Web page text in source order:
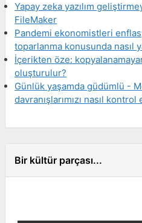
Yapay zeka yazılım
FileMaker
Pandemi ekonomistleri
toparlanma konusunda nasıl
İçerikten öze:
oluşturulur?
Günlük yaşamda güdümlü -
davranışlarımızı nasıl kontrol
Bir kültür parçası...